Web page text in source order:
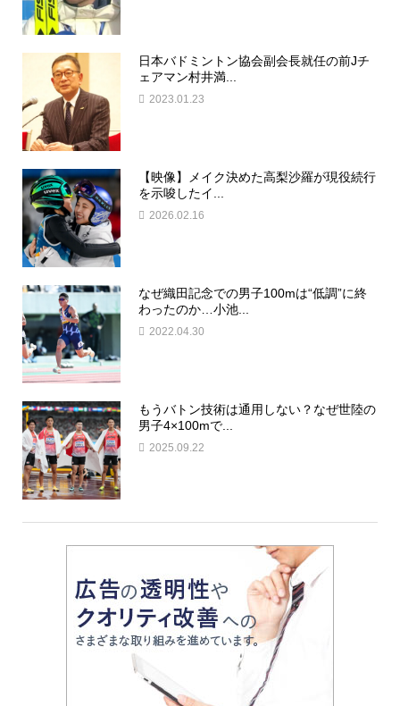
日本バドミントン協会副会長就任の前Jチ
ェアマン村井満...
2023.01.23
【映像】メイク決めた高梨沙羅が現役続行
を示唆したイ...
2026.02.16
なぜ織田記念での男子100mは“低調”に終
わったのか…小池...
2022.04.30
もうバトン技術は通用しない？なぜ世陸の
男子4×100mで...
2025.09.22